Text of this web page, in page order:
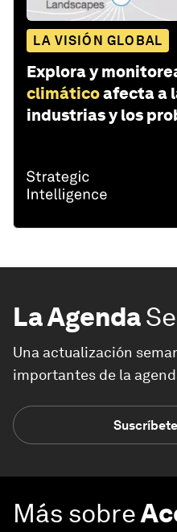
LA VISIÓN GLOBAL
Explora y
climáticoafecta a
industrias y los
La Agenda
Una actualización
importantes de la
Más sobre